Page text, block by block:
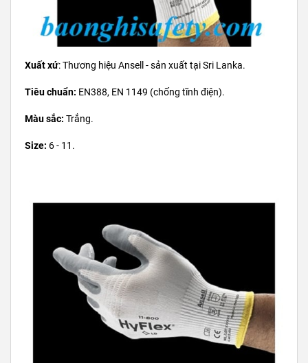
Xuất xứ: Thương hiệu Ansell - sản xuất tại Sri Lanka.
Tiêu chuẩn: EN388, EN 1149 (chống tĩnh điện).
Màu sắc: Trắng.
Size: 6 - 11.